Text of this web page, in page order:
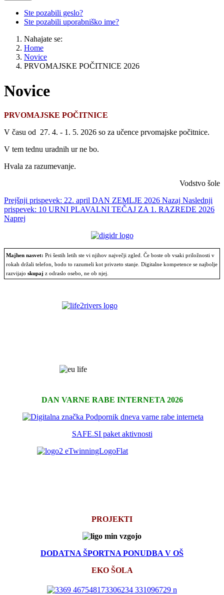
Ste pozabili geslo?
Ste pozabili uporabniško ime?
Nahajate se:
Home
Novice
PRVOMAJSKE POČITNICE 2026
Novice
PRVOMAJSKE POČITNICE
V času od 27. 4. - 1. 5. 2026 so za učence prvomajske počitnice.
V tem tednu uradnih ur ne bo.
Hvala za razumevanje.
Vodstvo šole
Prejšnji prispevek: 22. april DAN ZEMLJE 2026 Nazaj Naslednji
prispevek: 10 URNI PLAVALNI TEČAJ ZA 1. RAZREDE 2026
Naprej
Majhen nasvet: Pri šestih letih ste vi njihov največji zgled. Če boste ob vsaki priložnosti v
rokah držali telefon, bodo to razumeli kot privzeto stanje. Digitalne kompetence se najbolje
razvijajo skupaj z odraslo osebo, ne ob njej.
DAN VARNE RABE INTERNETA 2026
SAFE.SI paket aktivnosti
PROJEKTI
DODATNA ŠPORTNA PONUDBA V OŠ
EKO ŠOLA